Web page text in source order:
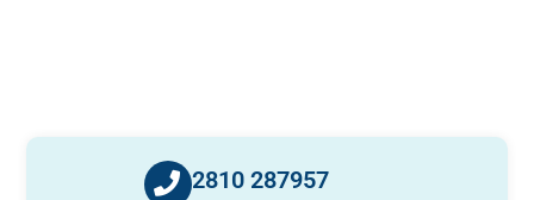
2810 287957